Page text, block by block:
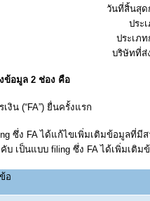
วันที่สิ้นสุด
ประ
ประเภ
บริษัทที่ส่
ข้อมูล 2 ช่อง คือ
งิน (“FA”) ยื่นครั้งแรก
ซึ่ง FA ได้แก้ไขเพิ่มเติมข้อมูลที่มี
เป็นแบบ filing ซึ่ง FA ได้เพิ่มเติม
อ